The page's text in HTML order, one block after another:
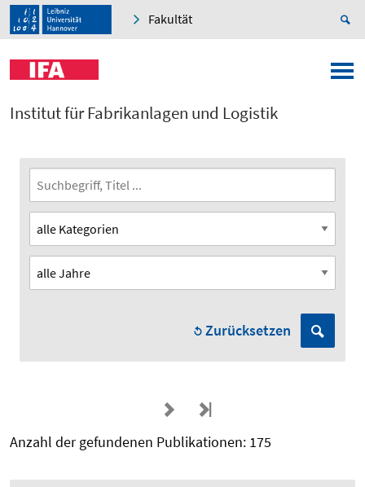
Fakultät
Institut für Fabrikanlagen und Logistik
Zurücksetzen
Anzahl der gefundenen Publikationen: 175